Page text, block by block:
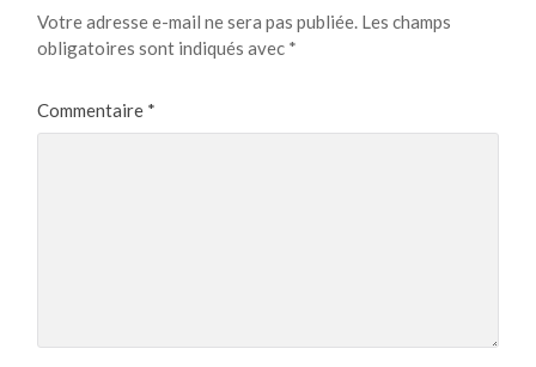
Votre adresse e-mail ne sera pas publiée. Les champs
obligatoires sont indiqués avec *
Commentaire *